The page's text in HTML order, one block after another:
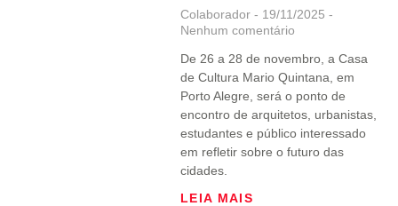
Colaborador
19/11/2025
Nenhum comentário
De 26 a 28 de novembro, a Casa
de Cultura Mario Quintana, em
Porto Alegre, será o ponto de
encontro de arquitetos, urbanistas,
estudantes e público interessado
em refletir sobre o futuro das
cidades.
LEIA MAIS